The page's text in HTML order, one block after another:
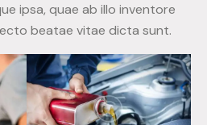
ipsa, quae ab illo inventore
beatae vitae dicta sunt.